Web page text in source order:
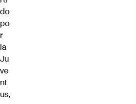
do
po
r
la
Ju
ve
nt
us,